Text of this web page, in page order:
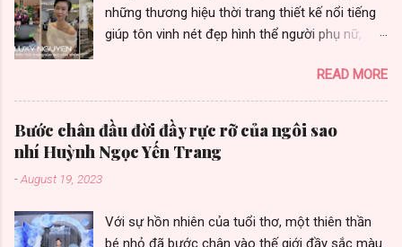
những thương hiệu thời trang thiết kế nổi tiếng
giúp tôn vinh nét đẹp hình thể người phụ nữ,
đẹp sang trọng. Thương hiệu thời trang Luxy
Nguyen gây ấn tượng bởi chất lượng và sự đa
dạng trong từng thiết kế. Là sự lựa chọn của
nhiều khách hàng, nữ doanh nhân thành đạt,
những fashionista cùng nhiều người đẹp có sức
hiện nay thương hiệu còn đang sử dụng phương
READ MORE
Bước chân đầu đời đầy rực rỡ của ngôi sao
nhí Huỳnh Ngọc Yến Trang
-August 19, 2023
Với sự hồn nhiên của tuổi thơ, một thiên thần
bé nhỏ đã bước chân vào thế giới đầy sắc màu